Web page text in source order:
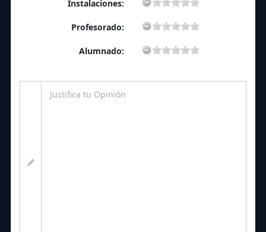
Instalaciones:
Profesorado:
Alumnado: